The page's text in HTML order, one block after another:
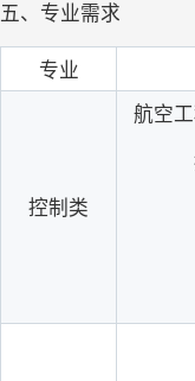
五、专业需求
专业
控制类
航空